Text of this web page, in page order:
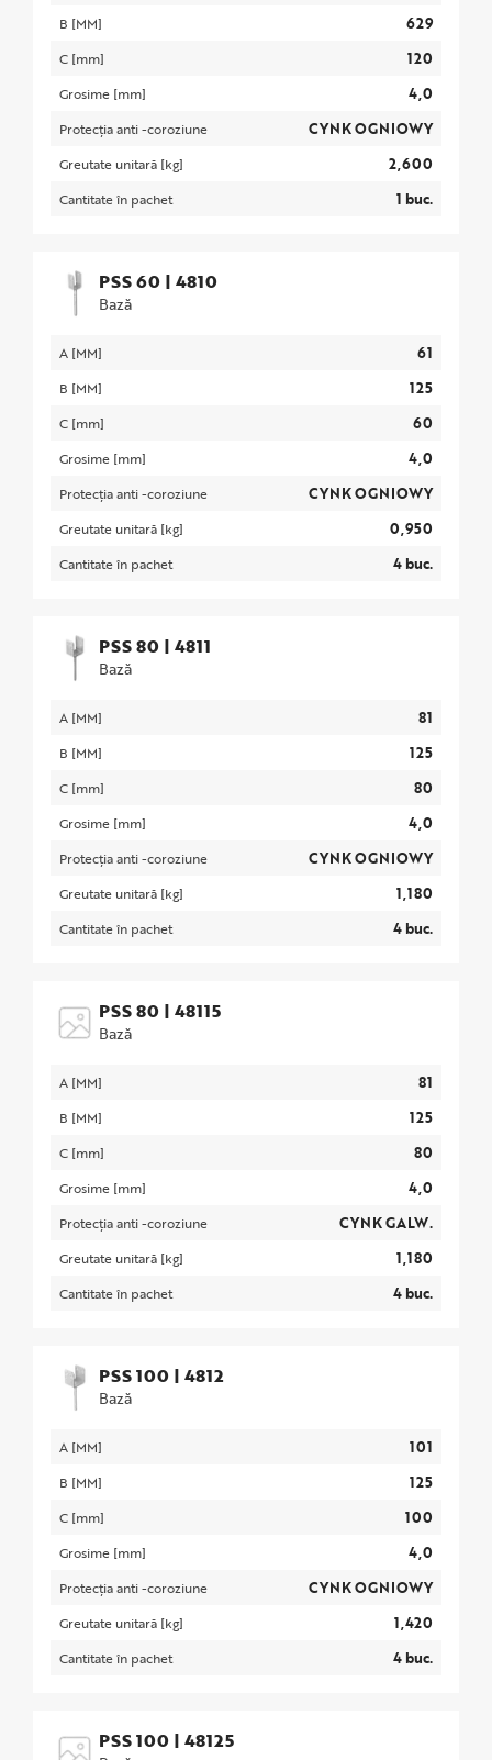
B [MM] 629
C [mm] 120
Grosime [mm] 4,0
Protecția anti -coroziune CYNK OGNIOWY
Greutate unitară [kg] 2,600
Cantitate în pachet 1 buc.
PSS 60 | 4810
Bază
A [MM] 61
B [MM] 125
C [mm] 60
Grosime [mm] 4,0
Protecția anti -coroziune CYNK OGNIOWY
Greutate unitară [kg] 0,950
Cantitate în pachet 4 buc.
PSS 80 | 4811
Bază
A [MM] 81
B [MM] 125
C [mm] 80
Grosime [mm] 4,0
Protecția anti -coroziune CYNK OGNIOWY
Greutate unitară [kg] 1,180
Cantitate în pachet 4 buc.
PSS 80 | 48115
Bază
A [MM] 81
B [MM] 125
C [mm] 80
Grosime [mm] 4,0
Protecția anti -coroziune CYNK GALW.
Greutate unitară [kg] 1,180
Cantitate în pachet 4 buc.
PSS 100 | 4812
Bază
A [MM] 101
B [MM] 125
C [mm] 100
Grosime [mm] 4,0
Protecția anti -coroziune CYNK OGNIOWY
Greutate unitară [kg] 1,420
Cantitate în pachet 4 buc.
PSS 100 | 48125